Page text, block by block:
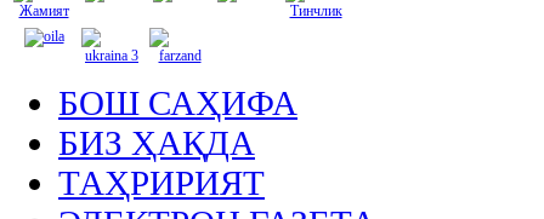
БОШ САҲИФА
БИЗ ҲАҚДА
ТАҲРИРИЯТ